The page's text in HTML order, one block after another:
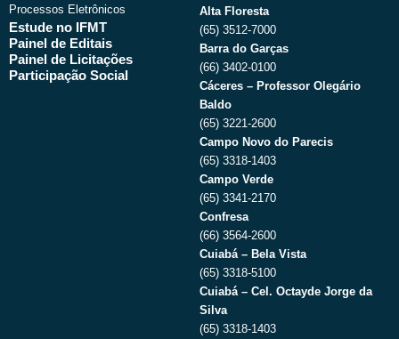
Processos Eletrônicos
Estude no IFMT
Painel de Editais
Painel de Licitações
Participação Social
Alta Floresta
(65) 3512-7000
Barra do Garças
(66) 3402-0100
Cáceres – Professor Olegário
Baldo
(65) 3221-2600
Campo Novo do Parecis
(65) 3318-1403
Campo Verde
(65) 3341-2170
Confresa
(66) 3564-2600
Cuiabá – Bela Vista
(65) 3318-5100
Cuiabá – Cel. Octayde Jorge da
Silva
(65) 3318-1403